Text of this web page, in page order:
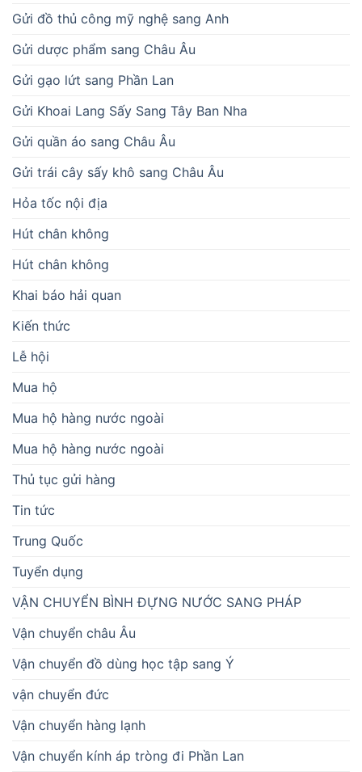
Gửi đồ thủ công mỹ nghệ sang Anh
Gửi dược phẩm sang Châu Âu
Gửi gạo lứt sang Phần Lan
Gửi Khoai Lang Sấy Sang Tây Ban Nha
Gửi quần áo sang Châu Âu
Gửi trái cây sấy khô sang Châu Âu
Hỏa tốc nội địa
Hút chân không
Hút chân không
Khai báo hải quan
Kiến thức
Lễ hội
Mua hộ
Mua hộ hàng nước ngoài
Mua hộ hàng nước ngoài
Thủ tục gửi hàng
Tin tức
Trung Quốc
Tuyển dụng
VẬN CHUYỂN BÌNH ĐỰNG NƯỚC SANG PHÁP
Vận chuyển châu Âu
Vận chuyển đồ dùng học tập sang Ý
vận chuyển đức
Vận chuyển hàng lạnh
Vận chuyển kính áp tròng đi Phần Lan